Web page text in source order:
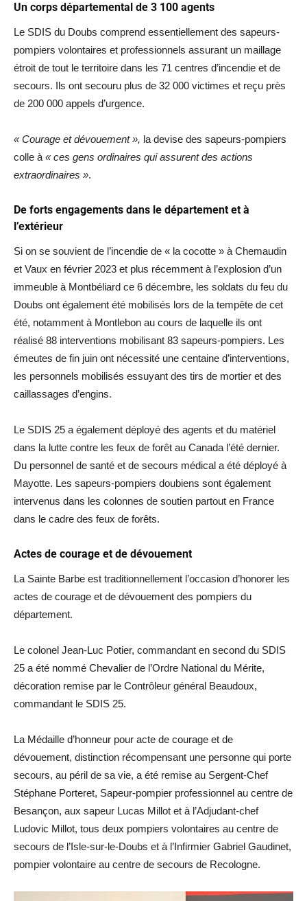
Un corps départemental de 3 100 agents
Le SDIS du Doubs comprend essentiellement des sapeurs-
pompiers volontaires et professionnels assurant un maillage
étroit de tout le territoire dans les 71 centres d’incendie et de
secours. Ils ont secouru plus de 32 000 victimes et reçu près
de 200 000 appels d’urgence.
« Courage et dévouement », la devise des sapeurs-pompiers
colle à « ces gens ordinaires qui assurent des actions
extraordinaires ».
De forts engagements dans le département et à
l’extérieur
Si on se souvient de l’incendie de « la cocotte » à Chemaudin
et Vaux en février 2023 et plus récemment à l’explosion d’un
immeuble à Montbéliard ce 6 décembre, les soldats du feu du
Doubs ont également été mobilisés lors de la tempête de cet
été, notamment à Montlebon au cours de laquelle ils ont
réalisé 88 interventions mobilisant 83 sapeurs-pompiers. Les
émeutes de fin juin ont nécessité une centaine d’interventions,
les personnels mobilisés essuyant des tirs de mortier et des
caillassages d’engins.
Le SDIS 25 a également déployé des agents et du matériel
dans la lutte contre les feux de forêt au Canada l’été dernier.
Du personnel de santé et de secours médical a été déployé à
Mayotte. Les sapeurs-pompiers doubiens sont également
intervenus dans les colonnes de soutien partout en France
dans le cadre des feux de forêts.
Actes de courage et de dévouement
La Sainte Barbe est traditionnellement l’occasion d’honorer les
actes de courage et de dévouement des pompiers du
département.
Le colonel Jean-Luc Potier, commandant en second du SDIS
25 a été nommé Chevalier de l’Ordre National du Mérite,
décoration remise par le Contrôleur général Beaudoux,
commandant le SDIS 25.
La Médaille d’honneur pour acte de courage et de
dévouement, distinction récompensant une personne qui porte
secours, au péril de sa vie, a été remise au Sergent-Chef
Stéphane Porteret, Sapeur-pompier professionnel au centre de
Besançon, aux sapeur Lucas Millot et à l’Adjudant-chef
Ludovic Millot, tous deux pompiers volontaires au centre de
secours de l’Isle-sur-le-Doubs et à l’Infirmier Gabriel Gaudinet,
pompier volontaire au centre de secours de Recologne.